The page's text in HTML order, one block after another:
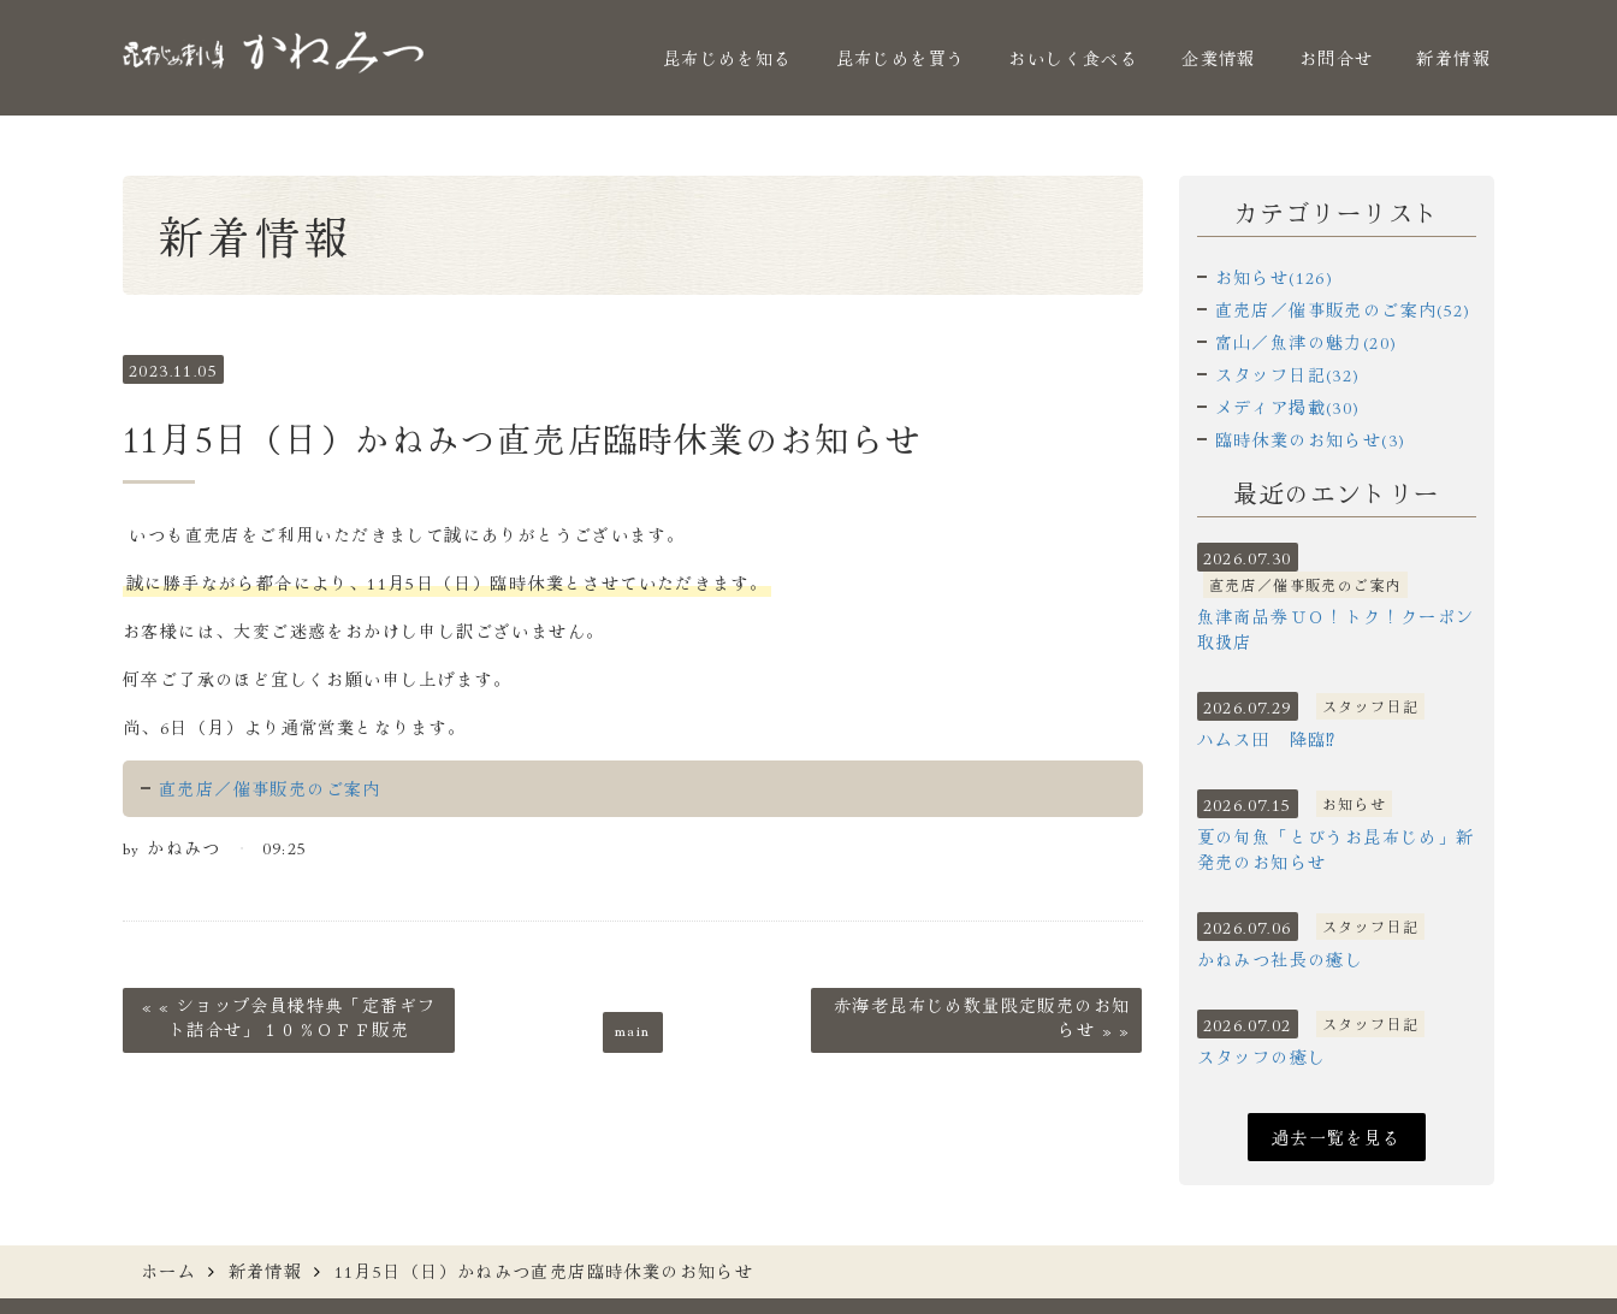
昆布じめを知る 昆布じめを買う おいしく食べる 企業情報 お問合せ 新着情報
新着情報
2023.11.05
11月5日（日）かねみつ直売店臨時休業のお知らせ
いつも直売店をご利用いただきまして誠にありがとうございます。
誠に勝手ながら都合により、11月5日（日）臨時休業とさせていただきます。
お客様には、大変ご迷惑をおかけし申し訳ございません。
何卒ご了承のほど宜しくお願い申し上げます。
尚、6日（月）より通常営業となります。
直売店／催事販売のご案内
by かねみつ 09:25
« ショップ会員様特典「定番ギフ
ト詰合せ」１０％ＯＦＦ販売
main
赤海老昆布じめ数量限定販売のお知
らせ »
カテゴリーリスト
お知らせ(126)
直売店／催事販売のご案内(52)
富山／魚津の魅力(20)
スタッフ日記(32)
メディア掲載(30)
臨時休業のお知らせ(3)
最近のエントリー
2026.07.30
直売店／催事販売のご案内
魚津商品券ＵＯ！トク！クーポン
取扱店
2026.07.29 スタッフ日記
ハムス田 降臨⁉
2026.07.15 お知らせ
夏の旬魚「とびうお昆布じめ」新
発売のお知らせ
2026.07.06 スタッフ日記
かねみつ社長の癒し
2026.07.02 スタッフ日記
スタッフの癒し
過去一覧を見る
ホーム 新着情報 11月5日（日）かねみつ直売店臨時休業のお知らせ